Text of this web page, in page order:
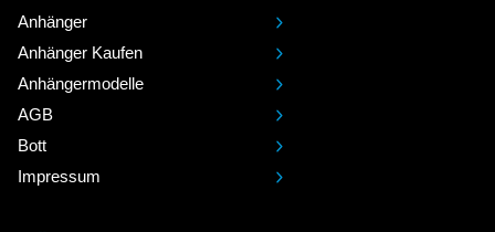
Anhänger
Anhänger Kaufen
Anhängermodelle
AGB
Bott
Impressum